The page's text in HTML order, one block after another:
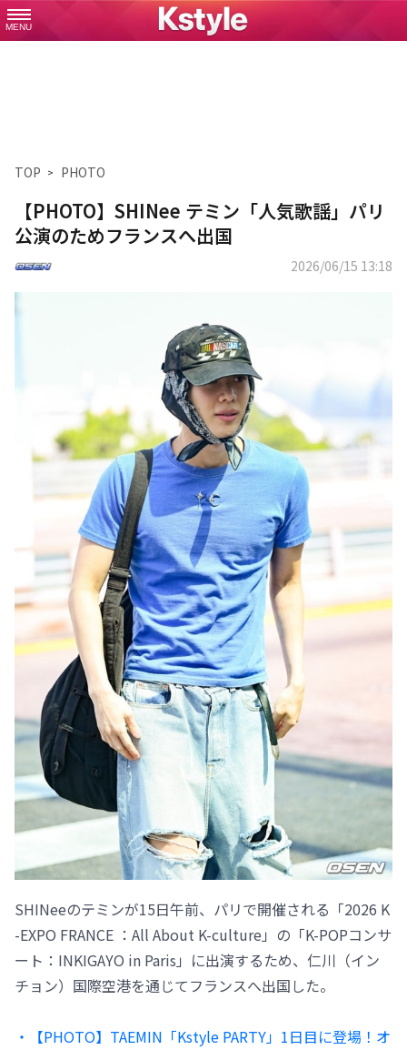
MENU
TOP PHOTO
【PHOTO】SHINee テミン「人気歌謡」パリ
公演のためフランスへ出国
2026/06/15 13:18
SHINeeのテミンが15日午前、パリで開催される「2026 K
-EXPO FRANCE ：All About K-culture」の「K-POPコンサ
ート：INKIGAYO in Paris」に出演するため、仁川（イン
チョン）国際空港を通じてフランスへ出国した。
・【PHOTO】TAEMIN「Kstyle PARTY」1日目に登場！オ